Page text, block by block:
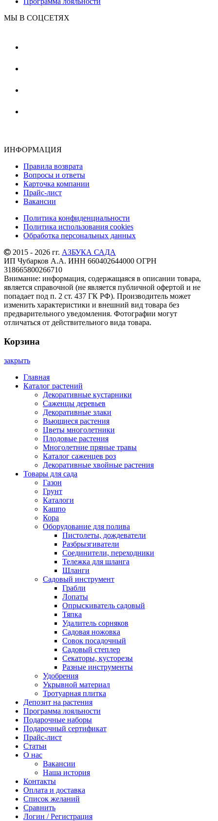
МЫ В СОЦСЕТЯХ
ИНФОРМАЦИЯ
Правила возврата
Вопросы и ответы
Карточка компании
Прайс-лист
Вакансии
Политика конфиденциальности
Политика использования cookies
Обработка персональных данных
2015 - 2026 гг. АЗБУКА САДА
ИП Чубарков А.А. ИНН 660402644000 ОГРН
318665800266710
Внимание: информация, содержащаяся в описании товара,
является справочной (не является публичной офертой и не
попадает под п. 2 ст. 437 ГК РФ). Производитель может
изменить характеристики и внешний вид товара без
предварительного уведомления. Фотографии могут
отличаться от действительного вида товара.
Корзина
закрыть
Главная
Каталог растений
Декоративные кустарники
Саженцы деревьев
Декоративные злаки
Вьющиеся растения
Цветы многолетники
Плодовые растения
Многолетние пряные травы
Каталог саженцев роз
Декоративные хвойные растения
Товары для сада
Газон
Грунт
Каталоги
Кашпо
Кора
Оборудование для полива
Пистолеты, дождеватели
Разбрызгиватели
Соединители, переходники
Тележка для шланга
Шланги
Садовый инструмент
Грабли
Лопаты
Опрыскиватель садовый
Тяпка
Удалитель сорняков
Садовая ножовка
Совок посадочный
Садовый степлер
Секаторы, кусторезы
Разные инструменты
Удобрения
Укрывной материал
Тротуарная плитка
Депозит на растения
Программа лояльности
Подарочные наборы
Подарочный сертификат
Прайс-лист
Статьи
О нас
Вакансии
Наша история
Контакты
Оплата и доставка
Список желаний
Сравнить
Логин / Регистрация